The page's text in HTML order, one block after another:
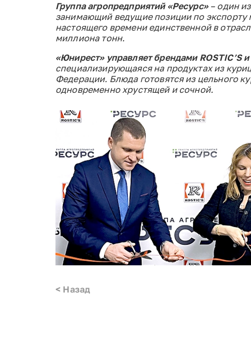
Группа агропредприятий «Ресурс»– один
занимающий ведущие позиции по экспорту
настоящего времени единственной в
миллиона тонн.
«Юнирест» управляет брендами ROSTIC’S
специализирующаяся на продуктах из
Федерации. Блюда готовятся из цельного
одновременно хрустящей и сочной.
< Назад